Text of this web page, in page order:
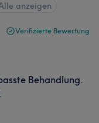
anzeigen
Verifizierte Bewertung
Behandlung.